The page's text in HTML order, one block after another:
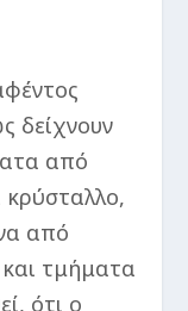
δείχνουν
από
κρύσταλλο,
από
τμήματα
ότι ο